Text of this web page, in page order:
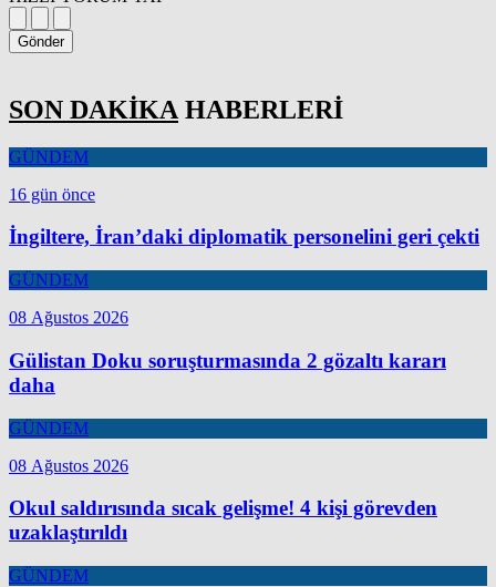
Gönder
SON DAKİKA HABERLERİ
GÜNDEM
16 gün önce
İngiltere, İran’daki diplomatik personelini geri çekti
GÜNDEM
08 Ağustos 2026
Gülistan Doku soruşturmasında 2 gözaltı kararı
daha
GÜNDEM
08 Ağustos 2026
Okul saldırısında sıcak gelişme! 4 kişi görevden
uzaklaştırıldı
GÜNDEM